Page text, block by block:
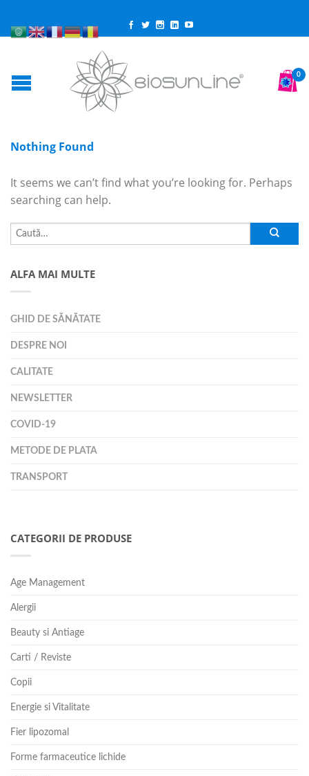
0
Nothing Found
It seems we can’t find what you’re looking for. Perhaps
searching can help.
ALFA MAI MULTE
GHID DE SĂNĂTATE
DESPRE NOI
CALITATE
NEWSLETTER
COVID-19
METODE DE PLATA
TRANSPORT
CATEGORII DE PRODUSE
Age Management
Alergii
Beauty si Antiage
Carti / Reviste
Copii
Energie si Vitalitate
Fier lipozomal
Forme farmaceutice lichide